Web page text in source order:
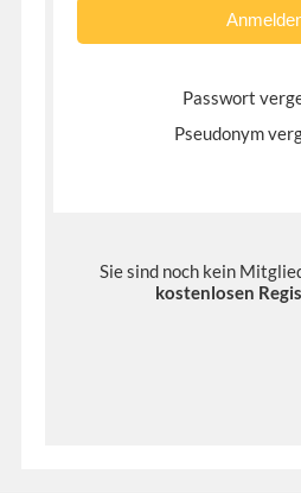
Passwort
Pseudonym
Sie sind noch kein
kostenlosen